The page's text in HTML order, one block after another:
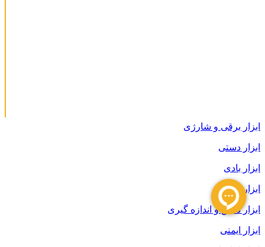
ابزار برقی و شارژی
ابزار دستی
ابزار بادی
ابزار باغبانی
ابزار دقیق و اندازه گیری
ابزار ایمنی